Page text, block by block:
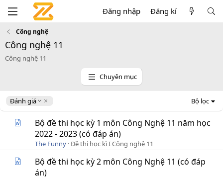
Đăng nhập Đăng kí
Công nghệ
Công nghệ 11
Công nghệ 11
Chuyên mục
Đánh giá
D
e
Bộ lọc
Bộ đề thi học kỳ 1 môn Công Nghệ 11 năm học
2022 - 2023 (có đáp án)
The Funny Đề thi học kì I Công nghệ 11
Bộ đề thi học kỳ 2 môn Công Nghệ 11 (có đáp
án)